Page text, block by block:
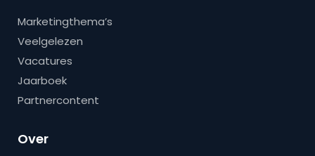
Marketingthema’s
Veelgelezen
Vacatures
Jaarboek
Partnercontent
Over